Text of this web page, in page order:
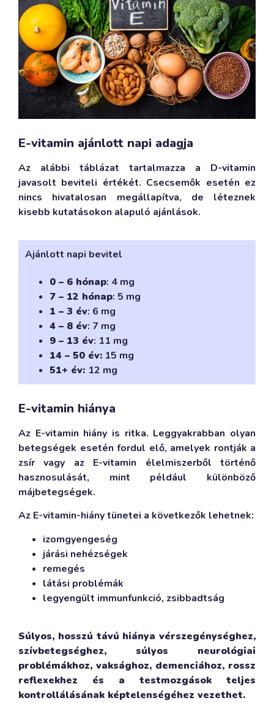
E-vitamin ajánlott napi adagja
Az alábbi táblázat tartalmazza a D-vitamin
javasolt beviteli értékét. Csecsemők esetén ez
nincs hivatalosan megállapítva, de léteznek
kisebb kutatásokon alapuló ajánlások.
Ajánlott napi bevitel
0 – 6 hónap: 4 mg
7 – 12 hónap: 5 mg
1 – 3 év: 6 mg
4 – 8 év: 7 mg
9 – 13 év: 11 mg
14 – 50 év: 15 mg
51+ év: 12 mg
E-vitamin hiánya
Az E-vitamin hiány is ritka. Leggyakrabban olyan
betegségek esetén fordul elő, amelyek rontják a
zsír vagy az E-vitamin élelmiszerből történő
hasznosulását, mint például különböző
májbetegségek.
Az E-vitamin-hiány tünetei a következők lehetnek:
izomgyengeség
járási nehézségek
remegés
látási problémák
legyengült immunfunkció, zsibbadtság
Súlyos, hosszú távú hiánya vérszegénységhez,
szívbetegséghez, súlyos neurológiai
problémákhoz, vaksághoz, demenciához, rossz
reflexekhez és a testmozgások teljes
kontrollálásának képtelenségéhez vezethet.